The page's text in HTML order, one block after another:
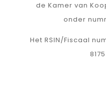
de Kamer van
onder
Het RSIN/Fiscaal